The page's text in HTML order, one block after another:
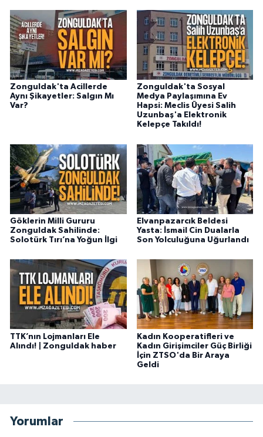
Zonguldak'ta Acillerde
Aynı Şikayetler: Salgın Mı
Var?
Zonguldak'ta Sosyal
Medya Paylaşımına Ev
Hapsi: Meclis Üyesi Salih
Uzunbaş'a Elektronik
Kelepçe Takıldı!
Göklerin Milli Gururu
Zonguldak Sahilinde:
Solotürk Tırı’na Yoğun İlgi
Elvanpazarcık Beldesi
Yasta: İsmail Cin Dualarla
Son Yolculuğuna Uğurlandı
TTK’nın Lojmanları Ele
Alındı! | Zonguldak haber
Kadın Kooperatifleri ve
Kadın Girişimciler Güç Birliği
İçin ZTSO'da Bir Araya
Geldi
Yorumlar